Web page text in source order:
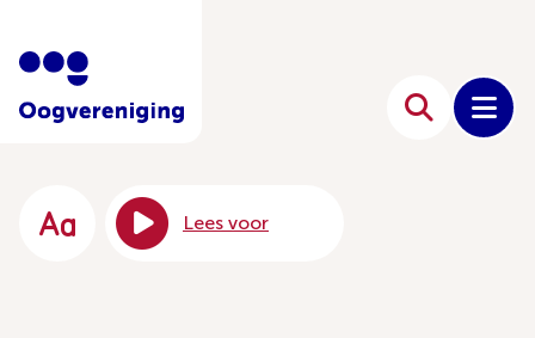
Lees voor